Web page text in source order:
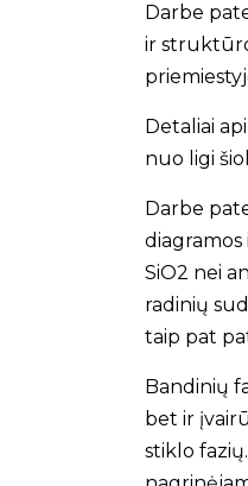
Darbe
ir
Detaliai
nuo ligi
Darbe
SiO2 nei
radinių
taip pat
Bandinių
bet ir
stiklo